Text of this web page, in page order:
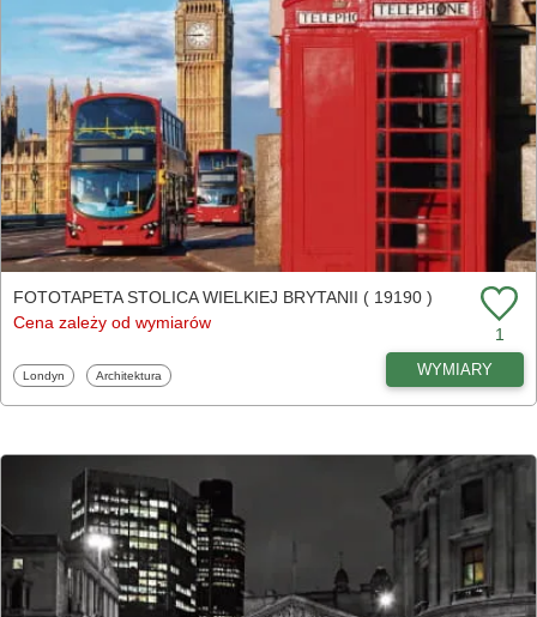
FOTOTAPETA STOLICA WIELKIEJ BRYTANII ( 19190 )
Cena zależy od wymiarów
1
Fototapety
Londyn Fototapety
Architektura WYMIARY